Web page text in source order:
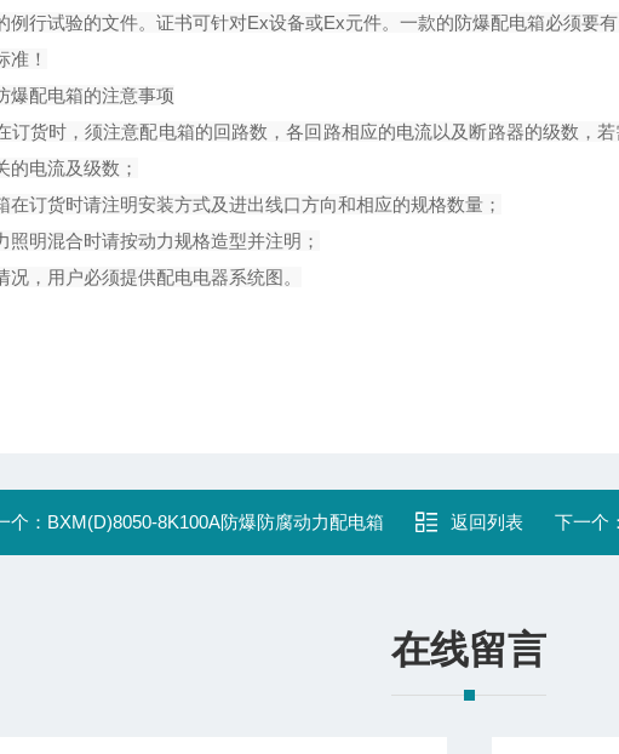
例行试验的文件。证书可针对Ex设备或Ex元件。一款的防爆配电箱必须要
准！
爆配电箱的注意事项
货时，须注意配电箱的回路数，各回路相应的电流以及断路器的级数，
的电流及级数；
订货时请注明安装方式及进出线口方向和相应的规格数量；
明混合时请按动力规格造型并注明；
，用户必须提供配电电器系统图。
个： BXM(D)8050-8K100A防爆防腐动力配电箱 返回列表 下一个：
在线留言